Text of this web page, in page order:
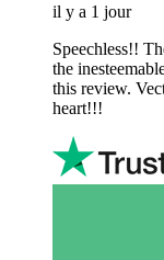
il y a 1 jour
Speechless!!
the
this review.
heart!!!